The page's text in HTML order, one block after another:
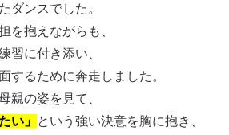
ダンスでした。
を抱えながらも、
習に付き添い、
するために奔走しました。
親の姿を見て、
い」 という強い決意を胸に抱き、